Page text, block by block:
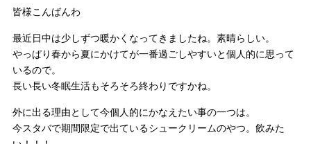
皆様こんばんわ
最近日中は少しずつ暖かくなってきましたね。素晴らしい。
やっぱり春から夏にかけてが一番過ごしやすいと個人的に思って
いるので。
長い長い冬眠生活もそろそろ終わりですかね。
外に出る理由として今個人的にかなえたい事の一つは。
今スタバで期間限定で出ているシュークリームのやつ。飲みた